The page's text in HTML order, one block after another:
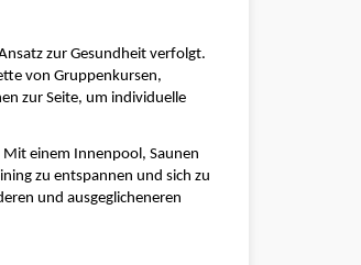
zur Gesundheit verfolgt.
von Gruppenkursen,
zur Seite, um individuelle
Mit einem Innenpool, Saunen
zu entspannen und sich zu
und ausgeglicheneren